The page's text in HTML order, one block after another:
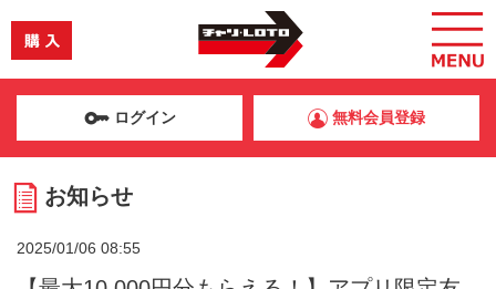
ログイン 無料会員登録
お知らせ
2025/01/06 08:55